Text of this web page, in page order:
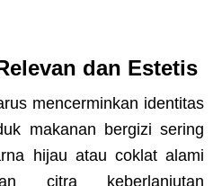
dan Estetis
mencerminkan identitas
makanan bergizi sering
hijau atau coklat alami
citra keberlanjutan